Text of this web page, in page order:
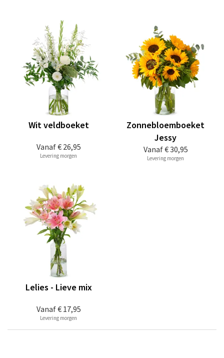
Vanaf€ 26,95
Wit veldboeket
Levering morgen
Vanaf€ 30,95
Zonnebloemboeket
Jessy
Levering morgen
Vanaf€ 17,95
Lelies - Lieve mix
Levering morgen